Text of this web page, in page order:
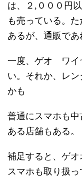
は、２,０００円
も売っている。
あるが、通販であ
一度、ゲオ ワイ
い。それか、レ
かも
普通にスマホも
ある店舗もある。
補足すると、ゲ
スマホも取り扱っ